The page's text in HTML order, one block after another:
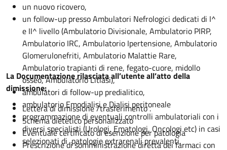
un nuovo ricovero,
un follow-up presso Ambulatori Nefrologici dedicati di I^
e II^ livello (Ambulatorio Divisionale, Ambulatorio PIRP,
Ambulatorio IRC, Ambulatorio Ipertensione, Ambulatorio
Glomerulonefriti, Ambulatorio Malattie Rare,
Ambulatorio trapianti di rene, fegato-cuore, midollo
osseo, Ambulatorio Litiasi),
ambulatori di follow-up predialitico,
ambulatorio Emodialisi e Dialisi peritoneale
programmazione di eventuali controlli ambulatoriali con i
diversi specialisti (Urologi, Ematologi, Oncologi etc) in casi
selezionati di patologie extrarenali prevalenti.
La Documentazione rilasciata all’utente all’atto della
dimissione:
Lettera di dimissione /trasferimento .
Schema dietetico personalizzato
Eventuale certificato di esenzione per patologia
Prescrizione di somministrazione diretta dei farmaci con